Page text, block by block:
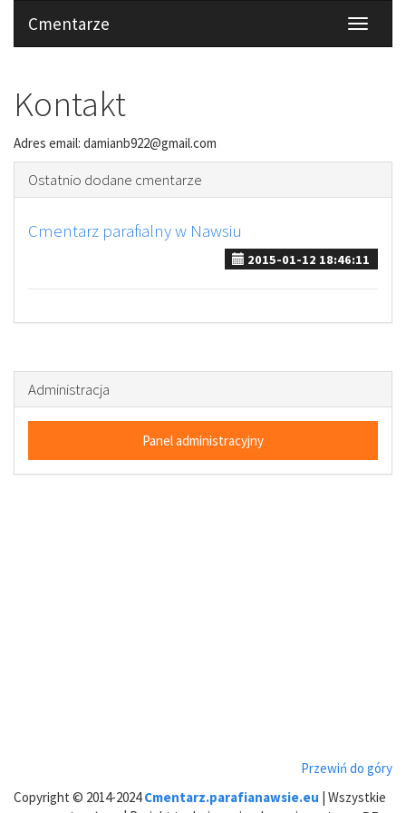
Toggle
Cmentarze
Kontakt
Adres email: damianb922@gmail.com
Ostatnio dodane cmentarze
Cmentarz parafialny w Nawsiu
2015-01-12 18:46:11
Administracja
Panel administracyjny
Przewiń do góry
Copyright © 2014-2024Cmentarz.parafianawsie.eu | Wszystkie